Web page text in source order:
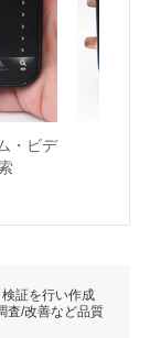
・ビデ
証を行い作成
査/改善など品質